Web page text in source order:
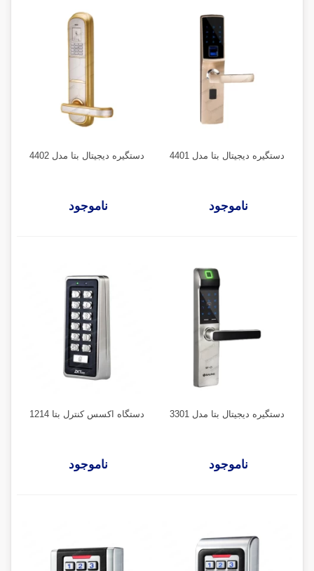
دستگیره دیجیتال بتا مدل 4401
ناموجود
دستگیره دیجیتال بتا مدل 4402
ناموجود
دستگیره دیجیتال بتا مدل 3301
ناموجود
دستگاه اکسس کنترل بتا 1214
ناموجود